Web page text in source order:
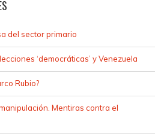
del sector primario
‘democráticas’ y Venezuela
Rubio?
Mentiras contra el